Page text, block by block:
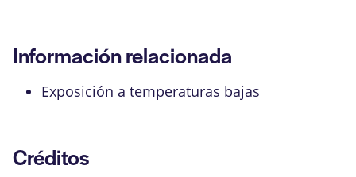
Información relacionada
Exposición a temperaturas bajas
Créditos